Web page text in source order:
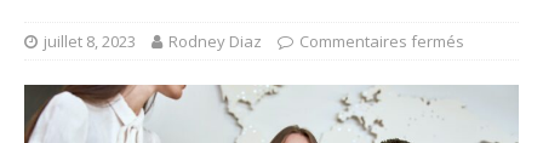
juillet 8, 2023 Rodney Diaz Commentaires fermés